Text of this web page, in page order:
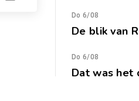
Do 6/08
De blik van
Do 6/08
Dat was het